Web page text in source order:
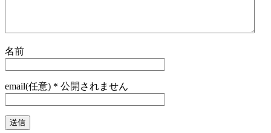
名前
email(任意)＊公開されません